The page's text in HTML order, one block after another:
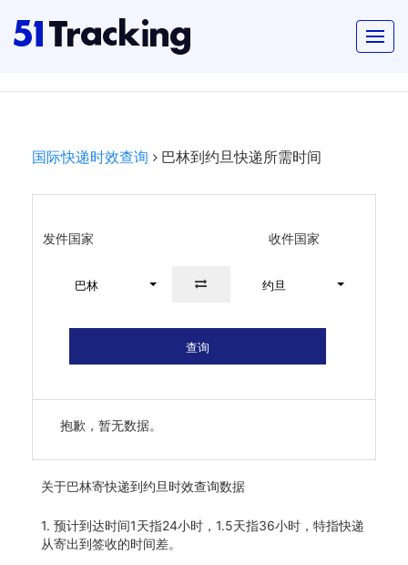
国际快递时效查询 巴林到约旦快递所需时间
发件国家 收件国家
巴林 约旦
查询
抱歉，暂无数据。
关于巴林寄快递到约旦时效查询数据
1. 预计到达时间1天指24小时，1.5天指36小时，特指快递
从寄出到签收的时间差。